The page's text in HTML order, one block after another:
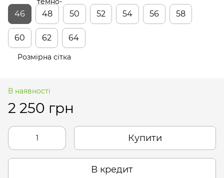
46
48 50 52 54 56 58
60 62 64
Розмірна сітка
В наявності
2 250 грн
Купити
В кредит